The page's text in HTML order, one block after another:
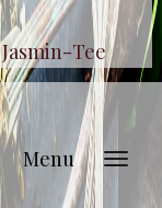
Jasmin-Tee
Menu